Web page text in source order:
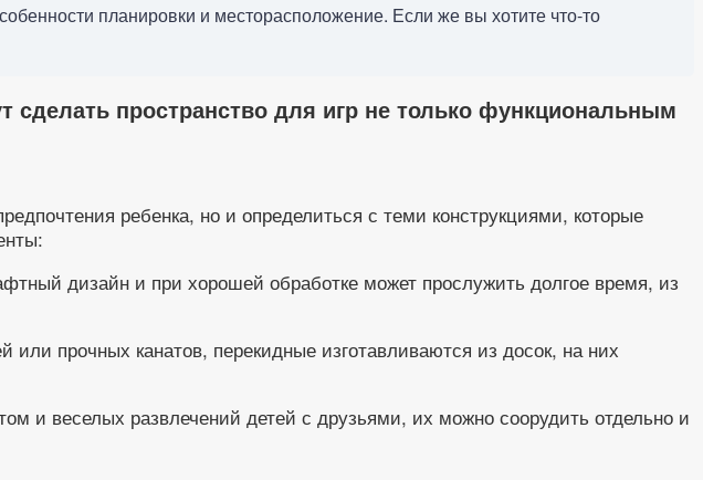
планировки и месторасположение. Если же вы хотите что-то
пространство для игр не только функциональным
ребенка, но и определиться с теми конструкциями, которые
дизайн и при хорошей обработке может прослужить долгое время, из
прочных канатов, перекидные изготавливаются из досок, на них
и веселых развлечений детей с друзьями, их можно соорудить отдельно и